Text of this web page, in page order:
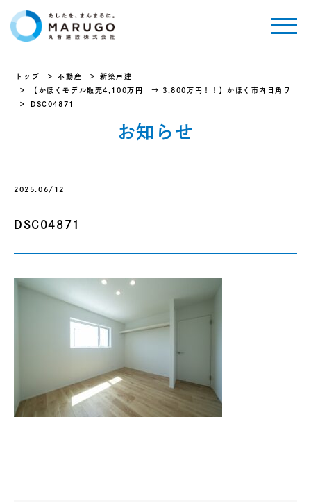
トップ 不動産
新築戸建
【かほくモデル販売4,100万円 → 3,800万円！！】かほく市内日角ワ
DSC04871
お知らせ
2025.06/12
DSC04871